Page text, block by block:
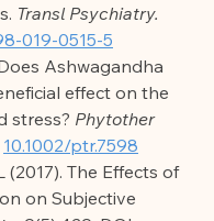
Transl Psychiatry.
019-0515-5
Ashwagandha
effect on the
stress? Phytother
10.1002/ptr.7598
(2017). The Effects of
on Subjective